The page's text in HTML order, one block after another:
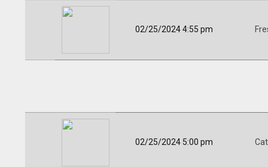
02/25/2024 4:55 pm
02/25/2024 5:00 pm